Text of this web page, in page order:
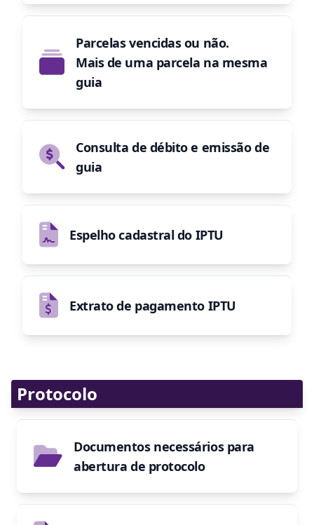
Parcelas vencidas ou não.
Mais de uma parcela na mesma
guia
Consulta de débito e emissão de
guia
Espelho cadastral do IPTU
Extrato de pagamento IPTU
Protocolo
Documentos necessários para
abertura de protocolo